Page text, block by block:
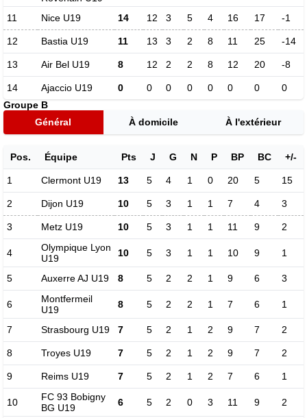
11
Nice U19 14 12 3 5 4 16 17 -1
12 Bastia U19 11 13 3 2 8 11 25 -14
13 Air Bel U19 8 12 2 2 8 12 20 -8
14 Ajaccio U19 0 0 0 0 0 0 0
0
Groupe B
Général
À domicile À l'extérieur
Pos. Équipe Pts J G N P BP BC +/-
1 Clermont U19 13 5 4 1 0 20 5 15
2 Dijon U19 10 5 3 1 1 7 4 3
3 Metz U19 10 5 3 1 1 11 9 2
4
Olympique Lyon
U19
10 5 3 1 1 10 9 1
5 Auxerre AJ U19 8 5 2 2 1 9 6 3
6
Montfermeil
U19
8 5 2 2 1 7 6 1
7 Strasbourg U19 7 5 2 1 2 9 7 2
8 Troyes U19 7 5 2 1 2 9 7 2
9 Reims U19 7 5 2 1 2 7 6 1
10
FC 93 Bobigny
BG U19
6 5 2 0 3 11 9 2